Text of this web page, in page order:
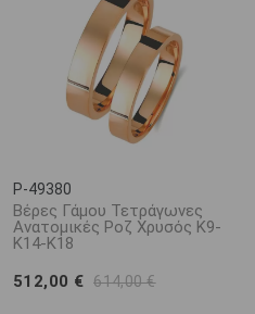
P-49380
Βέρες Γάμου Τετράγωνες
Ανατομικές Ροζ Χρυσός Κ9-
Κ14-Κ18
512,00 € 614,00 €